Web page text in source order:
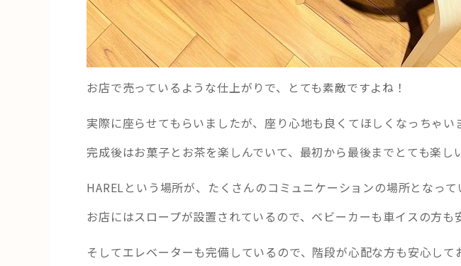
お店で売っているような仕上がりで、とても素敵ですよね！
実際に座らせてもらいましたが、座り心地も良くてほしくなっちゃい
完成後はお菓子とお茶を楽しんでいて、最初から最後までとても楽し
HARELという場所が、たくさんのコミュニケーションの場所となって
お店にはスロープが設置されているので、ベビーカーも車イスの方も
そしてエレベーターも完備しているので、階段が心配な方も安心して